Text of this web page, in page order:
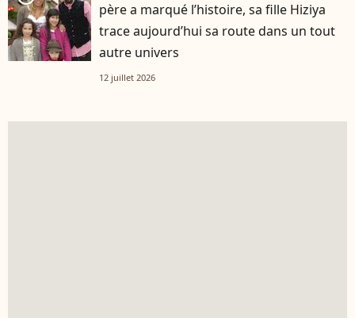
père a marqué l’histoire, sa fille Hiziya
trace aujourd’hui sa route dans un tout
autre univers
12 juillet 2026